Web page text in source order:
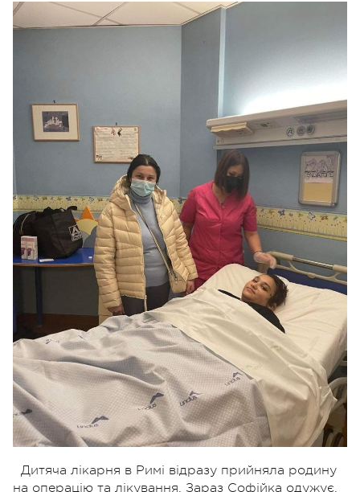
Дитяча лікарня в Римі відразу прийняла родину
на операцію та лікування. Зараз Софійка одужує,